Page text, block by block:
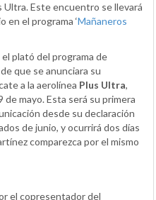
Ultra. Este encuentro se llevará
en el programa ‘Mañaneros
plató del programa de
que se anunciara su
a la aerolínea Plus Ultra,
mayo. Esta será su primera
desde su declaración
de junio, y ocurrirá dos días
comparezca por el mismo
el copresentador del